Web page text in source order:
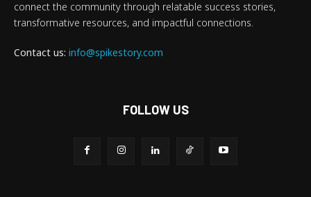
connect the community through relatable success stories,
transformative resources, and impactful connections.
Contact us: info@spikestory.com
FOLLOW US